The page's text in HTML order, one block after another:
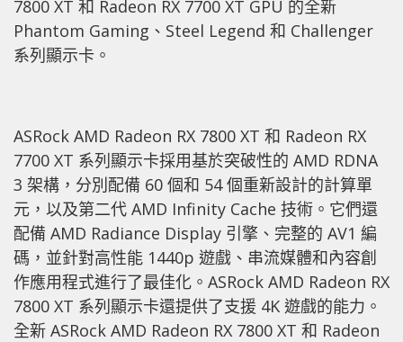
7800 XT 和 Radeon RX 7700 XT GPU 的全新
Phantom Gaming、Steel Legend 和 Challenger
系列顯示卡。
ASRock AMD Radeon RX 7800 XT 和 Radeon RX
7700 XT 系列顯示卡採用基於突破性的 AMD RDNA
3 架構，分別配備 60 個和 54 個重新設計的計算單
元，以及第二代 AMD Infinity Cache 技術。它們還
配備 AMD Radiance Display 引擎、完整的 AV1 編
碼，並針對高性能 1440p 遊戲、串流媒體和內容創
作應用程式進行了最佳化。ASRock AMD Radeon RX
7800 XT 系列顯示卡還提供了支援 4K 遊戲的能力。
全新 ASRock AMD Radeon RX 7800 XT 和 Radeon